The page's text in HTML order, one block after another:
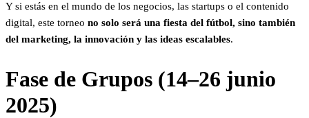
Y si estás en el mundo de los negocios, las startups o el contenido
digital, este torneo no solo será una fiesta del fútbol, sino también
del marketing, la innovación y las ideas escalables.
Fase de Grupos (14–26 junio
2025)